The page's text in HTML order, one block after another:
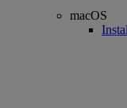
macOS